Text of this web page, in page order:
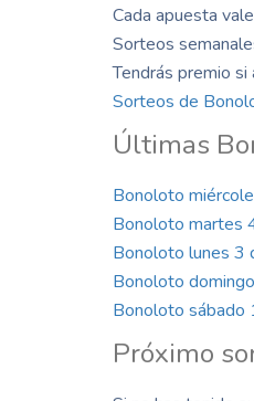
Cada apuesta
Sorteos
Tendrás premio
Sorteos de
Últimas
Bonoloto
Bonoloto martes
Bonoloto lunes 3
Bonoloto
Bonoloto
Próximo